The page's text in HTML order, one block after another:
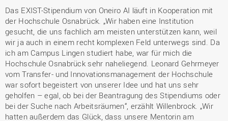
Das EXIST-Stipendium von Oneiro AI läuft in Kooperation mit
der Hochschule Osnabrück. „Wir haben eine Institution
gesucht, die uns fachlich am meisten unterstützen kann, weil
wir ja auch in einem recht komplexen Feld unterwegs sind. Da
ich am Campus Lingen studiert habe, war für mich die
Hochschule Osnabrück sehr naheliegend. Leonard Gehrmeyer
vom Transfer- und Innovationsmanagement der Hochschule
war sofort begeistert von unserer Idee und hat uns sehr
geholfen – egal, ob bei der Beantragung des Stipendiums oder
bei der Suche nach Arbeitsräumen“, erzählt Willenbrock. „Wir
hatten außerdem das Glück, dass unsere Mentorin am